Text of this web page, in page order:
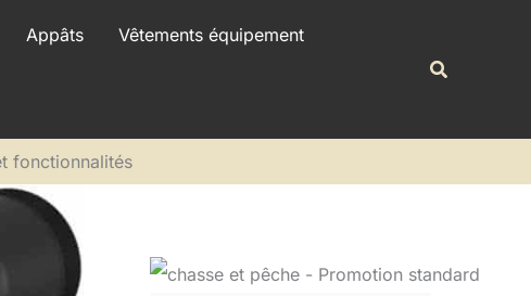
Appâts Vêtements équipement
fonctionnalités
r
h